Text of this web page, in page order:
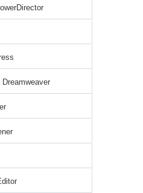
Dreamweaver